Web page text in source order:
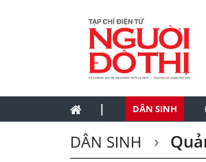
| DÂN SINH
DÂN SINH